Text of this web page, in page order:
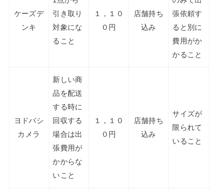
ケーズデ
ンキ
引き取り
対象にな
ること
１，１０
０円
店舗持ち
込み
張依頼す
ると別に
費用がか
かること
ヨドバシ
カメラ
新しい商
品を配送
する時に
回収する
場合は出
張費用が
かからな
いこと
１，１０
０円
店舗持ち
込み
サイズが
限られて
いること